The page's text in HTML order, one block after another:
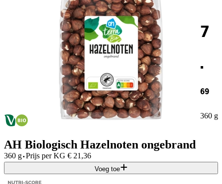
7
.
69
360 g
AH Biologisch Hazelnoten ongebrand
360 g·Prijs per KG € 21,36
Voeg toe